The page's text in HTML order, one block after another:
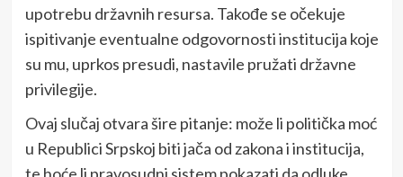
upotrebu državnih resursa. Takođe se očekuje
ispitivanje eventualne odgovornosti institucija koje
su mu, uprkos presudi, nastavile pružati državne
privilegije.
Ovaj slučaj otvara šire pitanje: može li politička moć
u Republici Srpskoj biti jača od zakona i institucija,